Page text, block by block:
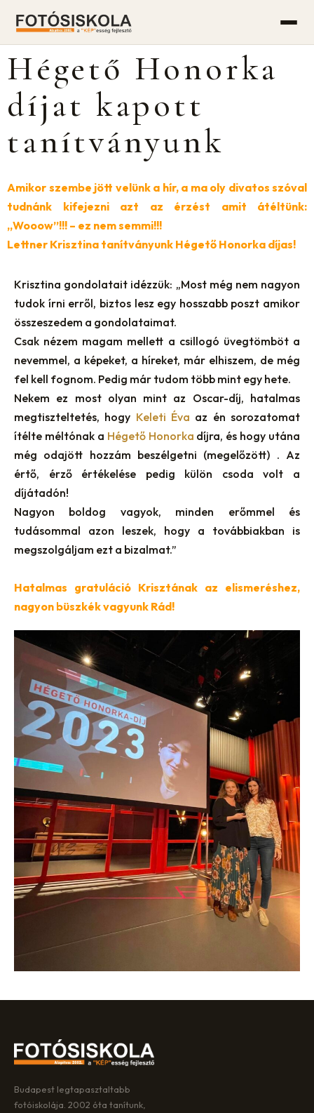
Hégető Honorka
díjat kapott
tanítványunk
Amikor szembe jött velünk a hír, a ma oly divatos szóval
tudnánk kifejezni azt az érzést amit átéltünk:
„Wooow”!!! – ez nem semmi!!!
Lettner Krisztina tanítványunk Hégető Honorka díjas!
Krisztina gondolatait idézzük: „Most még nem nagyon
tudok írni erről, biztos lesz egy hosszabb poszt amikor
összeszedem a gondolataimat.
Csak nézem magam mellett a csillogó üvegtömböt a
nevemmel, a képeket, a híreket, már elhiszem, de még
fel kell fognom. Pedig már tudom több mint egy hete.
Nekem ez most olyan mint az Oscar-díj, hatalmas
megtiszteltetés, hogy Keleti Éva az én sorozatomat
ítélte méltónak a Hégető Honorka díjra, és hogy utána
még odajött hozzám beszélgetni (megelőzött) . Az
értő, érző értékelése pedig külön csoda volt a
díjátadón!
Nagyon boldog vagyok, minden erőmmel és
tudásommal azon leszek, hogy a továbbiakban is
megszolgáljam ezt a bizalmat.”
Hatalmas gratuláció Krisztának az elismeréshez,
nagyon büszkék vagyunk Rád!
Budapest legtapasztaltabb
fotóiskolája. 2002 óta tanítunk,